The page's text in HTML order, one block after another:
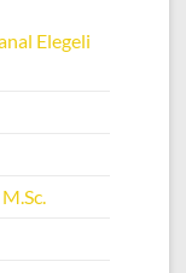
Elegeli